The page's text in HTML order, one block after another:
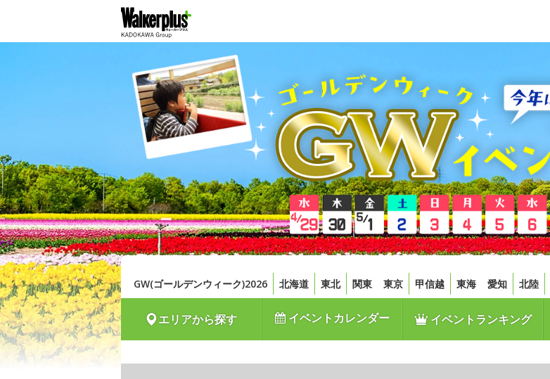
GW(ゴールデンウィーク)2026 北海道 東北 関東 東京 甲信越 東海 愛知 北陸
エリアから探す イベントカレンダー イベントランキング